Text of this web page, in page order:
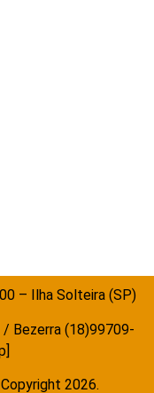
– Ilha Solteira (SP)
Bezerra (18)99709-
2026.